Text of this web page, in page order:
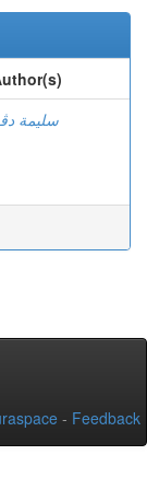
سليمة
- Feedback